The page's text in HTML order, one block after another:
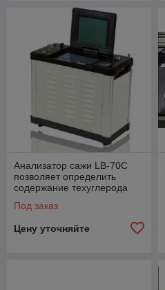
Анализатор сажи LB-70C
позволяет определить
содержание техуглерода
Под заказ
Цену уточняйте